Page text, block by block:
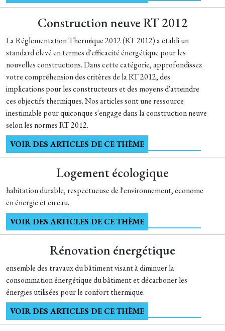
Construction neuve RT 2012
La Réglementation Thermique 2012 (RT 2012) a établi un
standard élevé en termes d'efficacité énergétique pour les
nouvelles constructions. Dans cette catégorie, approfondissez
votre compréhension des critères de la RT 2012, des
implications pour les constructeurs et des moyens d'atteindre
ces objectifs thermiques. Nos articles sont une ressource
inestimable pour quiconque s'engage dans la construction neuve
selon les normes RT 2012.
VOIR DES ARTICLES DE CE THÈME
Logement écologique
habitation durable, respectueuse de l'environnement, économe
en énergie et en eau.
VOIR DES ARTICLES DE CE THÈME
Rénovation énergétique
ensemble des travaux du bâtiment visant à diminuer la
consommation énergétique du bâtiment et décarboner les
énergies utilisées pour le confort thermique.
VOIR DES ARTICLES DE CE THÈME